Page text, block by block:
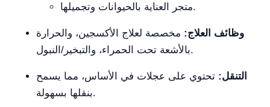
متجر العناية بالحيوانات وتجميلها.
وظائف العلاج: مخصصة لعلاج الأكسجين، والحرارة
بالأشعة تحت الحمراء، والتبخير/النبول.
التنقل: تحتوي على عجلات في الأساس، مما يسمح
بنقلها بسهولة.